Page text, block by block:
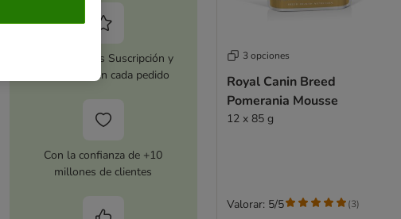
Activa zooplus Suscripción y
ahorra 5 % en cada pedido
Con la confianza de +10
millones de clientes
3 opciones
Royal Canin Breed
Pomerania Mousse
12 x 85 g
Valorar: 5/5 (3)